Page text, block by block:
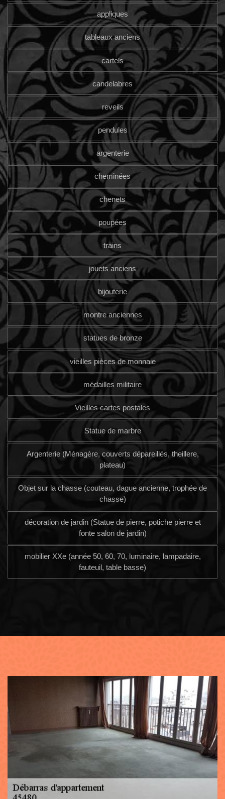
appliques
tableaux anciens
cartels
candelabres
reveils
pendules
argenterie
cheminées
chenets
poupées
trains
jouets anciens
bijouterie
montre anciennes
statues de bronze
vieilles pièces de monnaie
médailles militaire
Vieilles cartes postales
Statue de marbre
Argenterie (Ménagère, couverts dépareillés, theillere,
plateau)
Objet sur la chasse (couteau, dague ancienne, trophée de
chasse)
décoration de jardin (Statue de pierre, potiche pierre et
fonte salon de jardin)
mobilier XXe (année 50, 60, 70, luminaire, lampadaire,
fauteuil, table basse)